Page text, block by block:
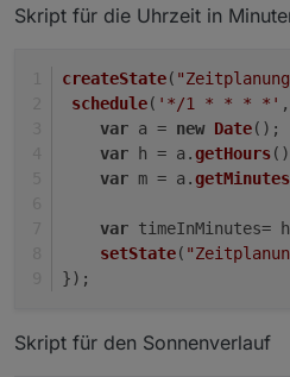
Skript für die Uhrzeit in
createState(
schedule( '*/1 * * * *' ,
var a = new Date();
var h = a.getHours
var m = a.getMinutes
var timeInMinutes=
setState(
});
Skript für den Sonnenverlauf